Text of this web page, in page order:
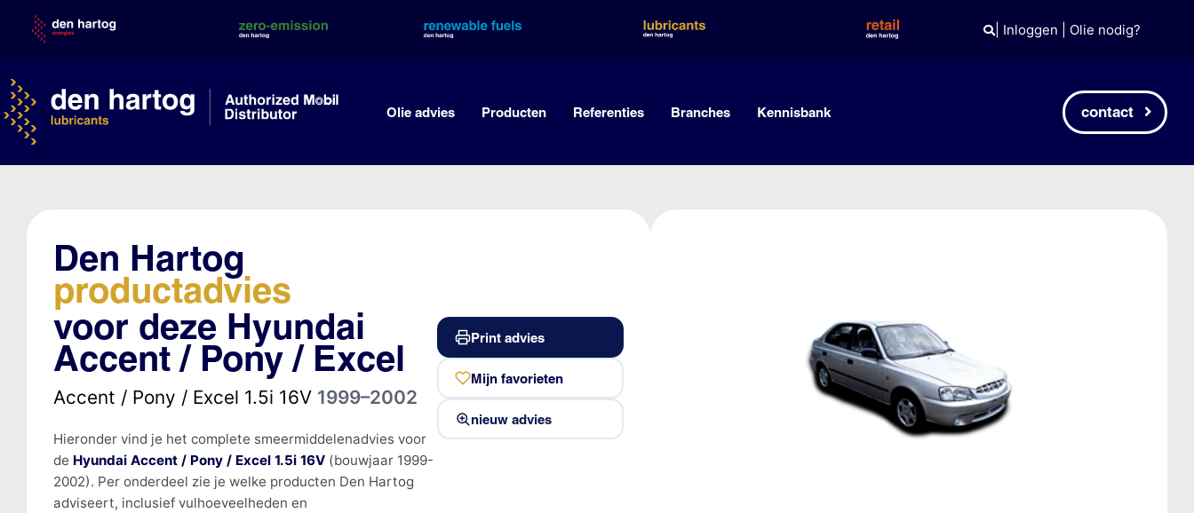
content
| Inloggen Olie nodig?
Olie advies Producten Referenties Branches Kennisbank contact
Den Hartog
productadvies
voor deze Hyundai
Accent / Pony / Excel
Accent / Pony / Excel 1.5i 16V 1999–2002
Hieronder vind je het complete smeermiddelenadvies voor
de Hyundai Accent / Pony / Excel 1.5i 16V(bouwjaar 1999-
2002). Per onderdeel zie je welke producten Den Hartog
adviseert, inclusief vulhoeveelheden en
Print advies
Mijn favorieten
nieuw advies